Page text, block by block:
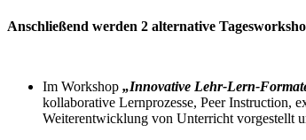
Anschließend werden 2 alternative
Im Workshop „Innovative Lehr-Lern-
kollaborative Lernprozesse, Peer Instruction,
Weiterentwicklung von Unterricht vorgestellt